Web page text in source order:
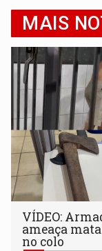
MAIS
VÍDEO:
ameaça
no colo